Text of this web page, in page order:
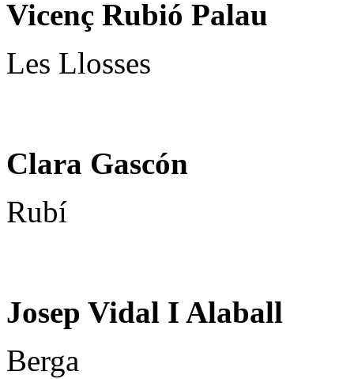
Vicenç Rubió Palau
Les Llosses
Clara Gascón
Rubí
Josep Vidal I Alaball
Berga